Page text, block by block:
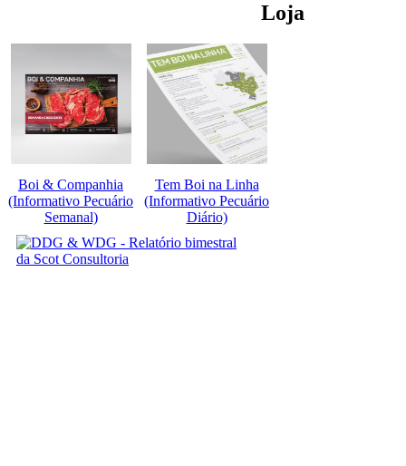
Loja
Boi & Companhia
(Informativo Pecuário
Semanal)
Tem Boi na Linha
(Informativo Pecuário
Diário)